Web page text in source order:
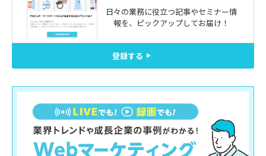
日々の業務に役立つ記事やセミナー情
報を、 ピックアップしてお届け！
登録する